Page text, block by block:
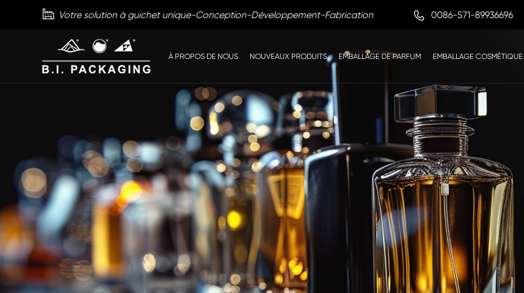
 Votre solution à guichet unique-Conception-Développement-Fabrication  0086-571-89936696
À PROPOS DE NOUS NOUVEAUX PRODUITS EMBALLAGE DE PARFUM EMBALLAGE COSMÉTIQUE